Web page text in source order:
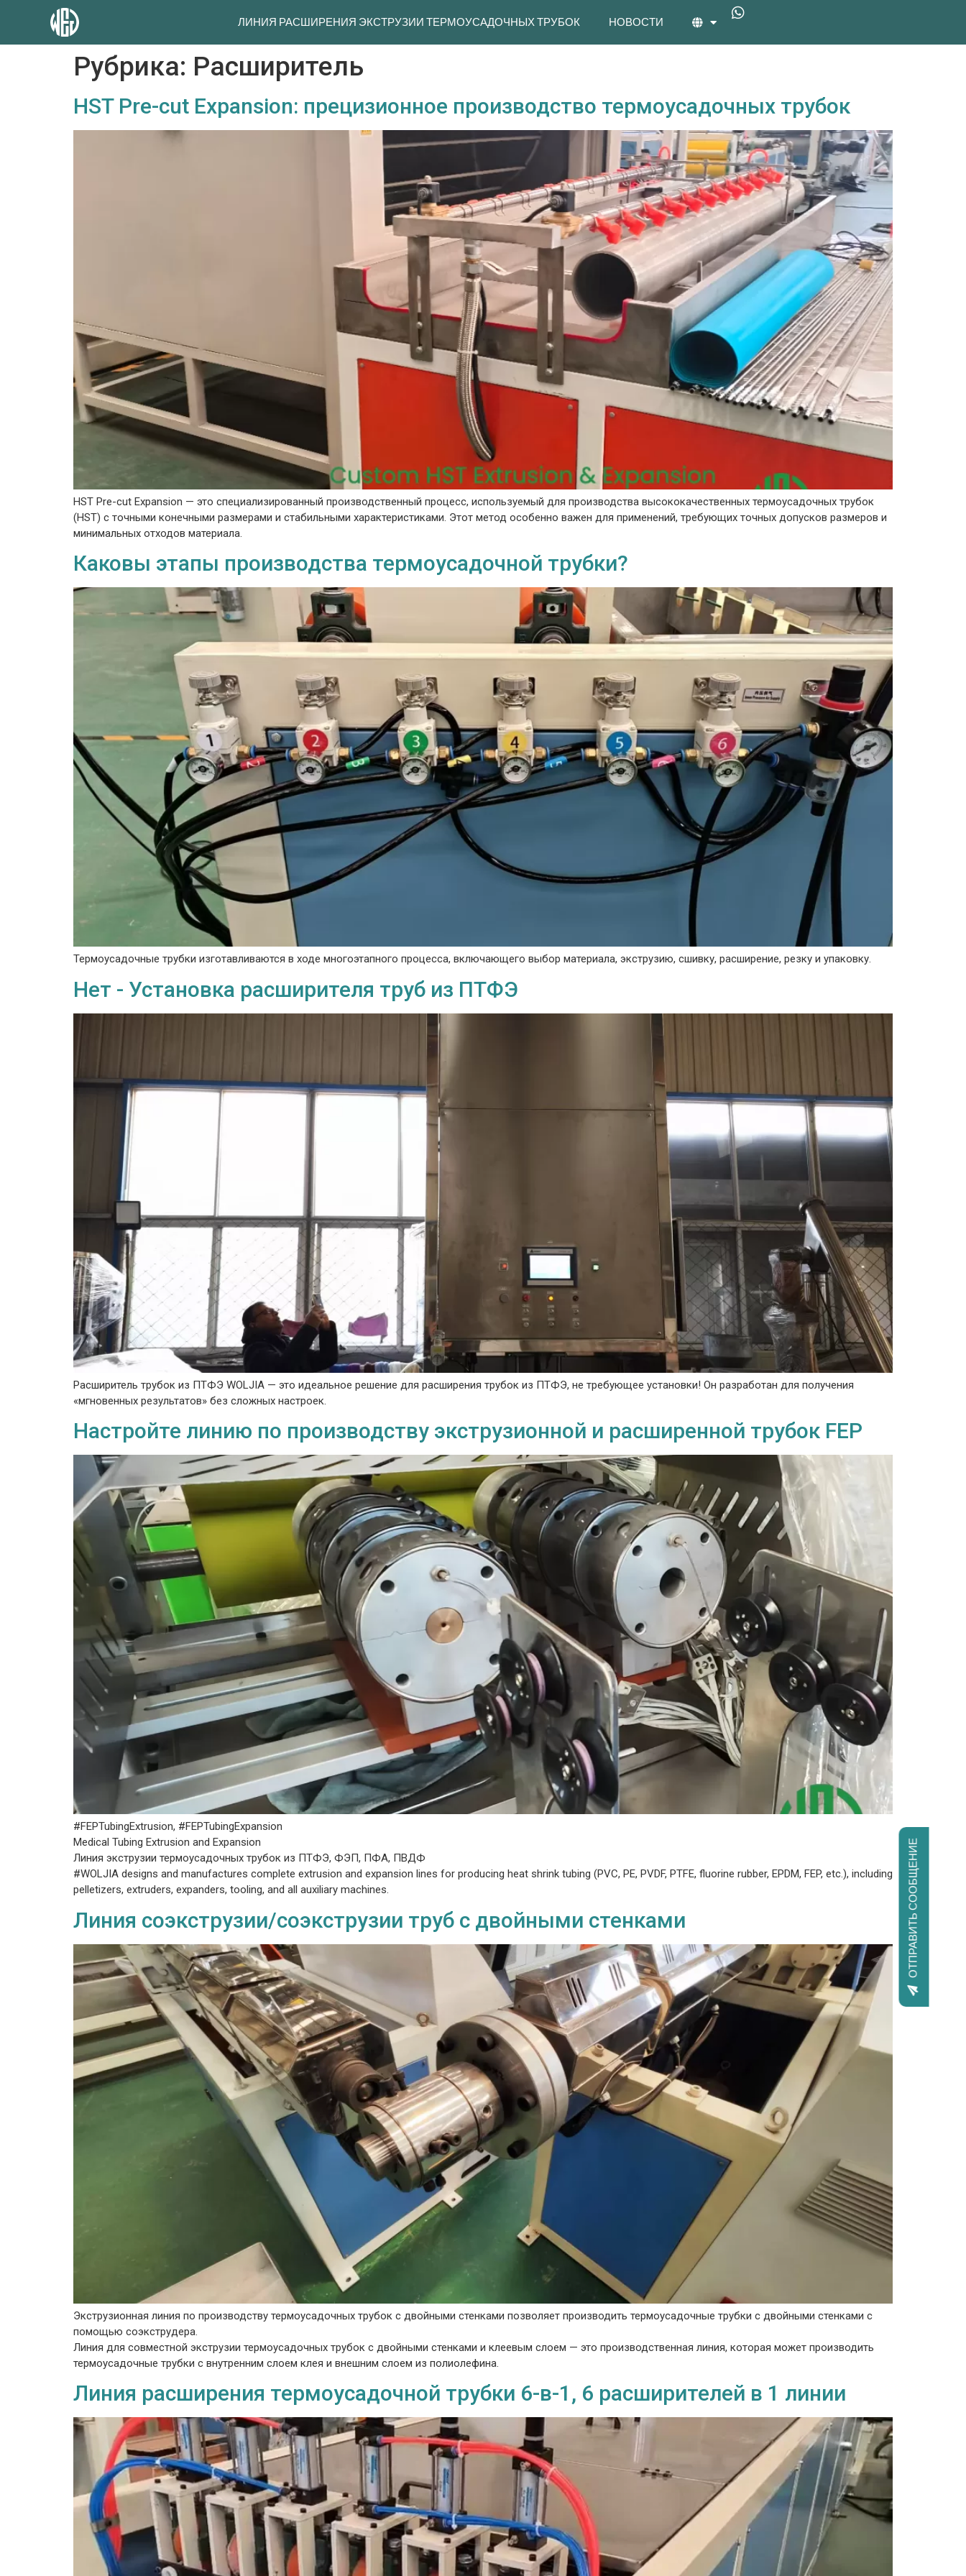
ЛИНИЯ РАСШИРЕНИЯ ЭКСТРУЗИИ ТЕРМОУСАДОЧНЫХ ТРУБОК НОВОСТИ
Рубрика: Расширитель
HST Pre-cut Expansion: прецизионное производство термоусадочных трубок
HST Pre-cut Expansion — это специализированный производственный процесс, используемый для производства высококачественных термоусадочных трубок
(HST) с точными конечными размерами и стабильными характеристиками. Этот метод особенно важен для применений, требующих точных допусков размеров и
минимальных отходов материала.
Каковы этапы производства термоусадочной трубки?
Термоусадочные трубки изготавливаются в ходе многоэтапного процесса, включающего выбор материала, экструзию, сшивку, расширение, резку и упаковку.
Нет - Установка расширителя труб из ПТФЭ
Расширитель трубок из ПТФЭ WOLJIA — это идеальное решение для расширения трубок из ПТФЭ, не требующее установки! Он разработан для получения
«мгновенных результатов» без сложных настроек.
Настройте линию по производству экструзионной и расширенной трубок FEP
#FEPTubingExtrusion, #FEPTubingExpansion
Medical Tubing Extrusion and Expansion
Линия экструзии термоусадочных трубок из ПТФЭ, ФЭП, ПФА, ПВДФ
#WOLJIA designs and manufactures complete extrusion and expansion lines for producing heat shrink tubing (PVC, PE, PVDF, PTFE, fluorine rubber, EPDM, FEP, etc.), including
pelletizers, extruders, expanders, tooling, and all auxiliary machines.
Линия соэкструзии/соэкструзии труб с двойными стенками
Экструзионная линия по производству термоусадочных трубок с двойными стенками позволяет производить термоусадочные трубки с двойными стенками с
помощью соэкструдера.
Линия для совместной экструзии термоусадочных трубок с двойными стенками и клеевым слоем — это производственная линия, которая может производить
термоусадочные трубки с внутренним слоем клея и внешним слоем из полиолефина.
Линия расширения термоусадочной трубки 6-в-1, 6 расширителей в 1 линии
ОТПРАВИТЬ СООБЩЕНИЕ